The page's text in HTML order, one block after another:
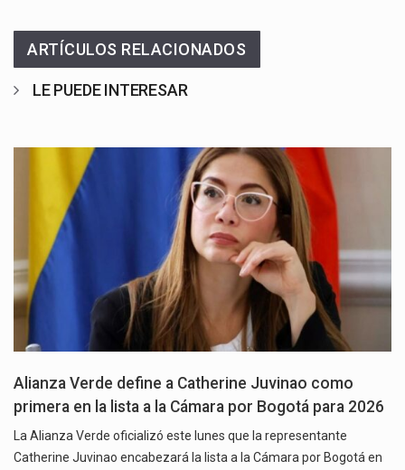
ARTÍCULOS RELACIONADOS
LE PUEDE INTERESAR
Alianza Verde define a Catherine Juvinao como
primera en la lista a la Cámara por Bogotá para 2026
La Alianza Verde oficializó este lunes que la representante
Catherine Juvinao encabezará la lista a la Cámara por Bogotá en